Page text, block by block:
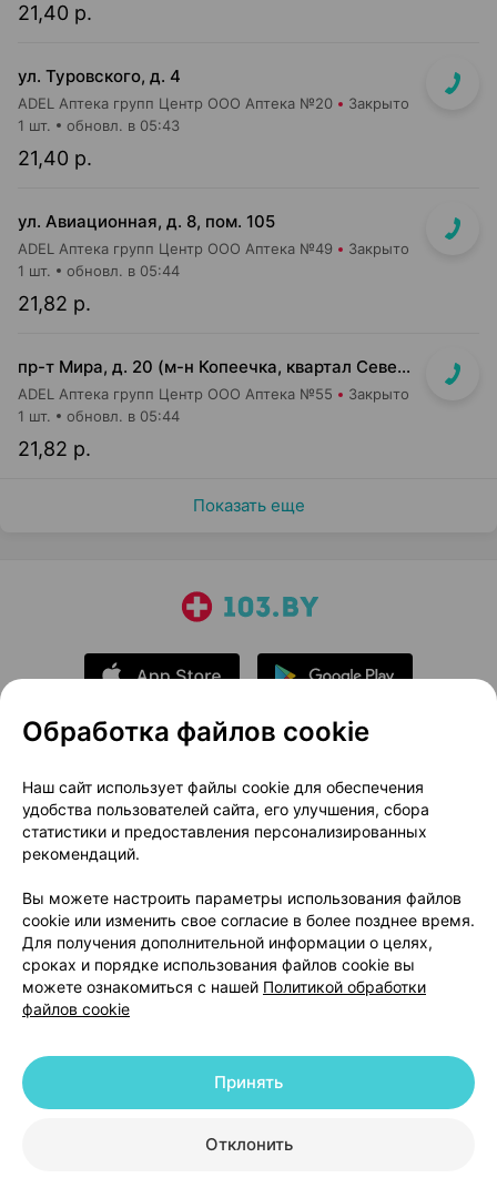
21,40 р.
ул. Туровского, д. 4
ADEL Аптека групп Центр ООО Аптека №20 Закрыто
21,40 р.
1 шт. обновл. в 05:43
ул. Авиационная, д. 8, пом. 105
ADEL Аптека групп Центр ООО Аптека №49 Закрыто
21,82 р.
1 шт. обновл. в 05:44
пр-т Мира, д. 20 (м-н Копеечка, квартал Северная Европа)
ADEL Аптека групп Центр ООО Аптека №55 Закрыто
21,82 р.
1 шт. обновл. в 05:44
Показать еще
О проекте
Новости проекта
Размещение рекламы
Медицинский маркетинг
Публичный договор
Доставка
Способы оплаты
Вакансии
Партнеры
Написать руководителю 103.by
Написать в поддержку
Персональные настройки Cookie
© 2026 ООО «Артокс Лаб», УНП 191700409 | 220012, Республика Беларусь,
+375 291212755
Обработка файлов cookie
Наш сайт использует файлы cookie для обеспечения
удобства пользователей сайта, его улучшения, сбора
статистики и предоставления персонализированных
рекомендаций.
Вы можете настроить параметры использования файлов
cookie или изменить свое согласие в более позднее время.
Для получения дополнительной информации о целях,
сроках и порядке использования файлов cookie вы
можете ознакомиться с нашей Политикой обработки
файлов cookie
Отклонить
Принять